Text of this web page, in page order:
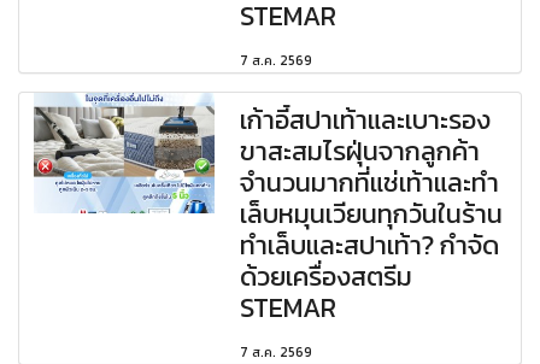
STEMAR
7 ส.ค. 2569
เก้าอี้สปาเท้าและเบาะรอง
ขาสะสมไรฝุ่นจากลูกค้า
จำนวนมากที่แช่เท้าและทำ
เล็บหมุนเวียนทุกวันในร้าน
ทำเล็บและสปาเท้า? กำจัด
ด้วยเครื่องสตรีม
STEMAR
7 ส.ค. 2569